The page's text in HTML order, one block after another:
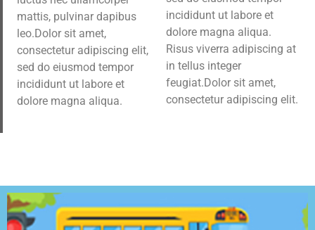
mattis, pulvinar dapibus
leo.Dolor sit amet,
consectetur adipiscing elit,
sed do eiusmod tempor
incididunt ut labore et
dolore magna aliqua.
incididunt ut labore et
dolore magna aliqua.
Risus viverra adipiscing at
in tellus integer
feugiat.Dolor sit amet,
consectetur adipiscing elit.